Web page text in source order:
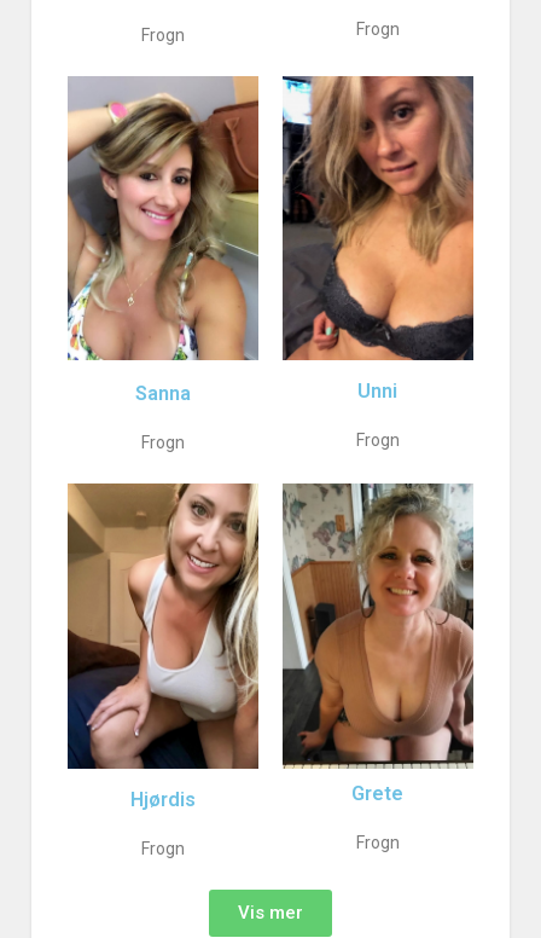
Frogn Frogn
Sanna
Frogn
Unni
Frogn
Hjørdis
Frogn
Grete
Frogn
Vis mer